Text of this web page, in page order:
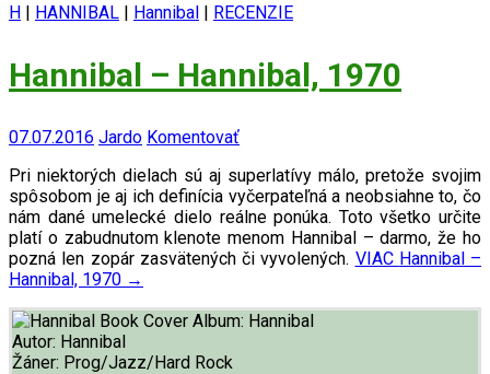
H | HANNIBAL | Hannibal | RECENZIE
Hannibal – Hannibal, 1970
07.07.2016 Jardo Komentovať
Pri niektorých dielach sú aj superlatívy málo, pretože svojim
spôsobom je aj ich definícia vyčerpateľná a neobsiahne to, čo
nám dané umelecké dielo reálne ponúka. Toto všetko určite
platí o zabudnutom klenote menom Hannibal – darmo, že ho
pozná len zopár zasvätených či vyvolených. VIAC Hannibal –
Hannibal, 1970 →
Album: Hannibal
Autor: Hannibal
Žáner: Prog/Jazz/Hard Rock